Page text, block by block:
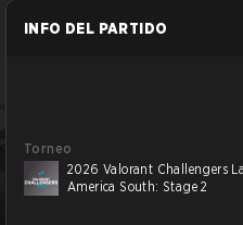
INFO DEL PARTIDO
Torneo
2026 Valorant Challengers
America South: Stage 2